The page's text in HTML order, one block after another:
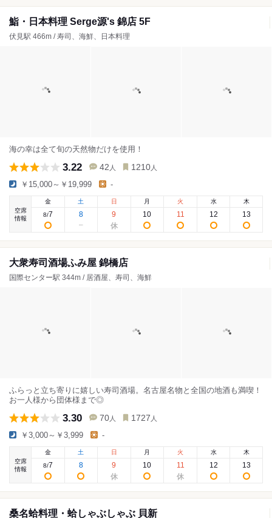
鮨・日本料理 Serge源's 錦店 5F
伏見駅 466m / 寿司、海鮮、日本料理
海の幸は全て旬の天然物だけを使用！
3.22 42 人 1210 人
￥15,000～￥19,999 -
空席
情報
金
8/7
土
8
日
9
月
10
火
11
水
12
木
13
大衆寿司酒場ふみ屋 錦橋店
国際センター駅 344m / 居酒屋、寿司、海鮮
ふらっと立ち寄りに嬉しい寿司酒場。名古屋名物と全国の地酒も満喫！
お一人様から団体様まで◎
3.30 70 人 1727 人
￥3,000～￥3,999 -
空席
情報
金
8/7
土
8
日
9
月
10
火
11
水
12
木
13
桑名蛤料理・蛤しゃぶしゃぶ 貝新